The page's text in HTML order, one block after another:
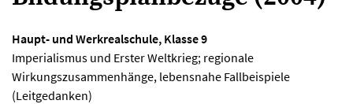
Haupt- und Werkrealschule, Klasse 9
Imperialismus und Erster Weltkrieg; regionale
Wirkungszusammenhänge, lebensnahe Fallbeispiele
(Leitgedanken)